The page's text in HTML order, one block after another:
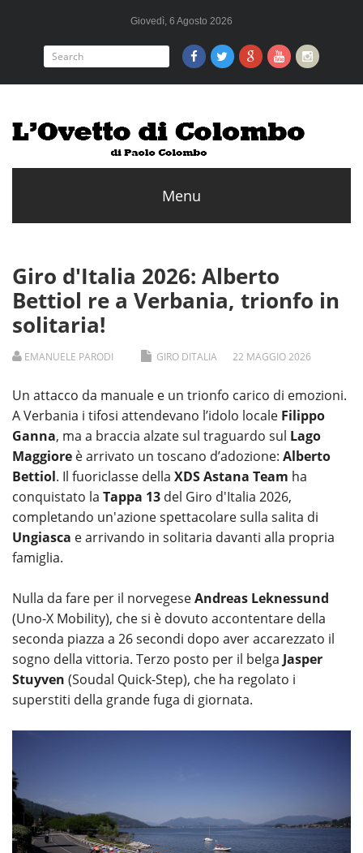
Giovedì, 6 Agosto 2026
Giro d'Italia 2026: Alberto
Bettiol re a Verbania, trionfo in
solitaria!
EMANUELE PARODI GIRO DITALIA 22 MAGGIO2026
Un attacco da manuale e un trionfo carico di emozioni.
A Verbania i tifosi attendevano l’idolo locale Filippo
Ganna, ma a braccia alzate sul traguardo sul Lago
Maggiore è arrivato un toscano d’adozione: Alberto
Bettiol. Il fuoriclasse della XDS Astana Team ha
conquistato la Tappa 13 del Giro d'Italia 2026,
completando un'azione spettacolare sulla salita di
Ungiasca e arrivando in solitaria davanti alla propria
famiglia.
Nulla da fare per il norvegeseAndreas Leknessund
(Uno-X Mobility), che si è dovuto accontentare della
seconda piazza a 26 secondi dopo aver accarezzato il
sogno della vittoria. Terzo posto per il belga Jasper
Stuyven (Soudal Quick-Step), che ha regolato i
superstiti della grande fuga di giornata.